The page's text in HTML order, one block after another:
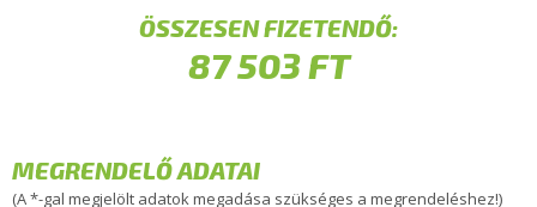
ÖSSZESEN FIZETENDŐ:
MEGRENDELŐ ADATAI
(A *-gal megjelölt adatok megadása szükséges a megrendeléshez!)